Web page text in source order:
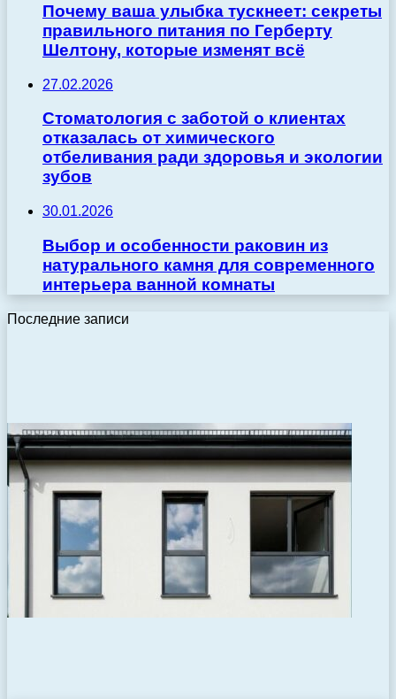
Почему ваша улыбка тускнеет: секреты
правильного питания по Герберту
Шелтону, которые изменят всё
27.02.2026
Стоматология с заботой о клиентах
отказалась от химического
отбеливания ради здоровья и экологии
зубов
30.01.2026
Выбор и особенности раковин из
натурального камня для современного
интерьера ванной комнаты
Последние записи